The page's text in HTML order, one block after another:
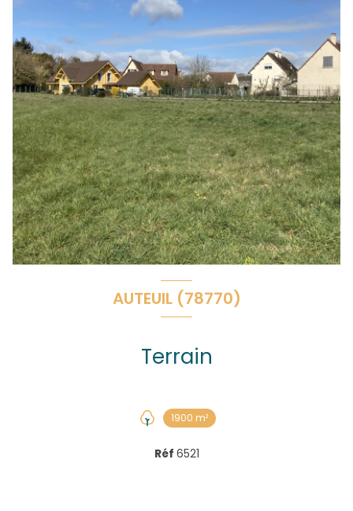
AUTEUIL (78770)
Terrain
1900 m²
Réf 6521